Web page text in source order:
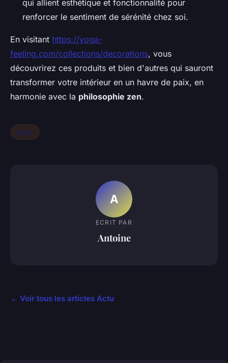
qui allient esthétique et fonctionnalité pour
renforcer le sentiment de sérénité chez soi.
En visitant https://yoga-
feeling.com/collections/decorations, vous
découvrirez ces produits et bien d'autres qui sauront
transformer votre intérieur en un havre de paix, en
harmonie avec la philosophie zen.
Actu
A
ECRIT PAR
Antoine
← Voir tous les articles Actu